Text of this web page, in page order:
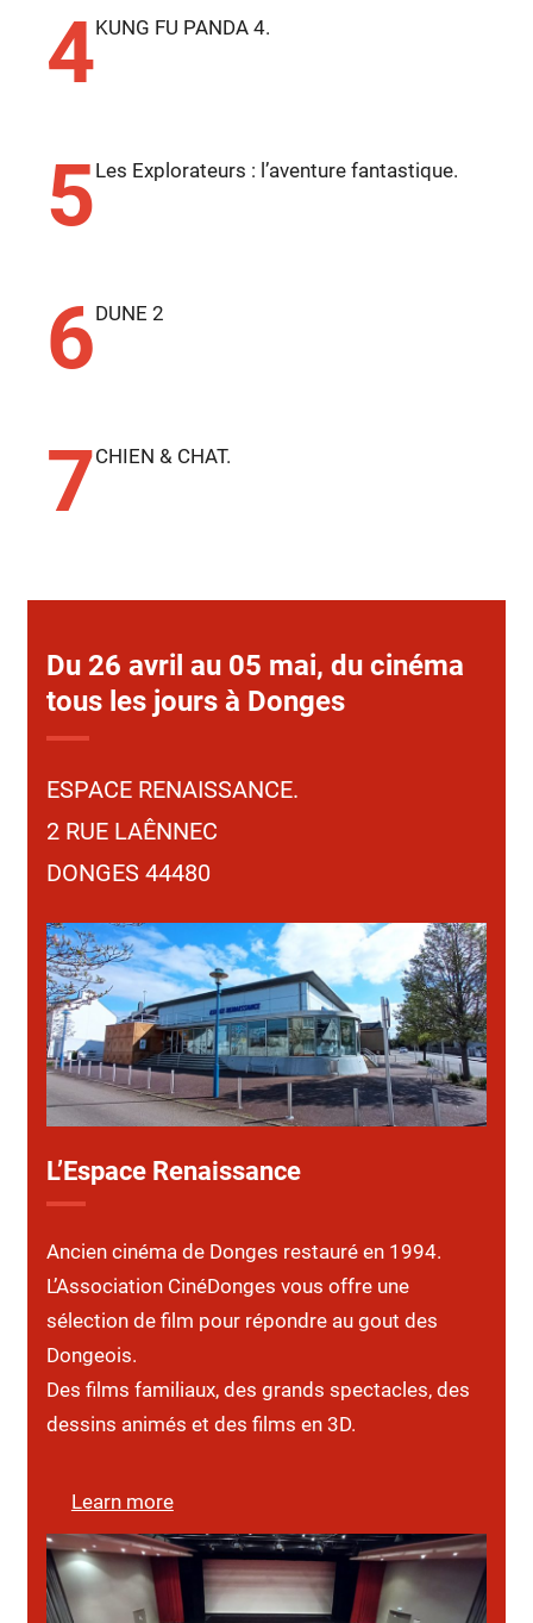
4KUNG FU PANDA 4.
5Les Explorateurs : l’aventure fantastique.
6DUNE 2
7CHIEN & CHAT.
Du 26 avril au 05 mai, du cinéma
tous les jours à Donges
ESPACE RENAISSANCE.
2 RUE LAÊNNEC
DONGES 44480
L’Espace Renaissance
Ancien cinéma de Donges restauré en 1994.
L’Association CinéDonges vous offre une
sélection de film pour répondre au gout des
Dongeois.
Des films familiaux, des grands spectacles, des
dessins animés et des films en 3D.
Learn more